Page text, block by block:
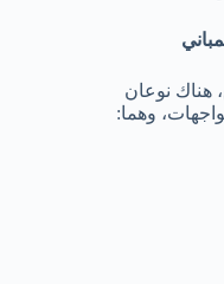
هناك نوعان
وهما: